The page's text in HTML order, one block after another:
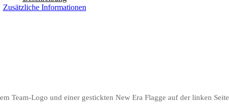
Zusätzliche Informationen
Team-Logo und einer gestickten New Era Flagge auf der linken Seite